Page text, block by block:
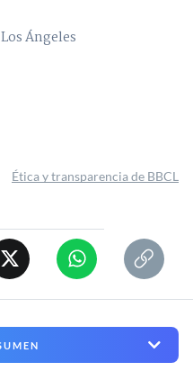
Ángeles
Ética y transparencia de BBCL